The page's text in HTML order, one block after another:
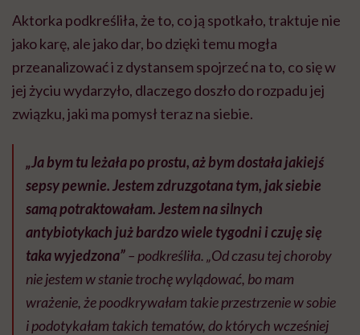
Aktorka podkreśliła, że to, co ją spotkało, traktuje nie
jako karę, ale jako dar, bo dzięki temu mogła
przeanalizować i z dystansem spojrzeć na to, co się w
jej życiu wydarzyło, dlaczego doszło do rozpadu jej
związku, jaki ma pomysł teraz na siebie.
„Ja bym tu leżała po prostu, aż bym dostała jakiejś
sepsy pewnie. Jestem zdruzgotana tym, jak siebie
samą potraktowałam.Jestem na silnych
antybiotykach już bardzo wiele tygodni i czuję się
taka wyjedzona”– podkreśliła. „Od czasu tej choroby
nie jestem w stanie trochę wylądować, bo mam
wrażenie, że poodkrywałam takie przestrzenie w sobie
i podotykałam takich tematów, do których wcześniej